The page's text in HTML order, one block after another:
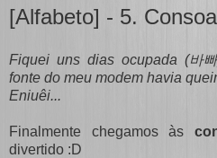
[Alfabeto] - 5.
Fiquei uns dias ocupada (바
fonte do meu modem havia
Eniuêi...
Finalmente chegamos às
divertido :D